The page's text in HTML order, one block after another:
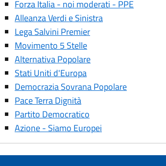
Forza Italia - noi moderati - PPE
Alleanza Verdi e Sinistra
Lega Salvini Premier
Movimento 5 Stelle
Alternativa Popolare
Stati Uniti d'Europa
Democrazia Sovrana Popolare
Pace Terra Dignità
Partito Democratico
Azione - Siamo Europei